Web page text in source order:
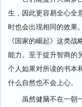
生，因此更容易全心全
时也会出现相同的效果
《国家的崛起》这类
能力。至于提升智商的
个人如果对所读的书本
什么自然也不会上心。
虽然健脑不在一朝一